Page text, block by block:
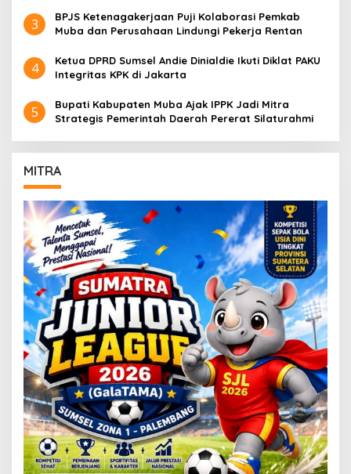
3
BPJS Ketenagakerjaan Puji Kolaborasi Pemkab
Muba dan Perusahaan Lindungi Pekerja Rentan
4
Ketua DPRD Sumsel Andie Dinialdie Ikuti Diklat PAKU
Integritas KPK di Jakarta
5
Bupati Kabupaten Muba Ajak IPPK Jadi Mitra
Strategis Pemerintah Daerah Pererat Silaturahmi
MITRA